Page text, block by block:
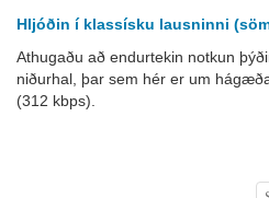
Hljóðin í klassísku lausninni
Athugaðu að endurtekin notkun
niðurhal, þar sem hér er um
(312 kbps).